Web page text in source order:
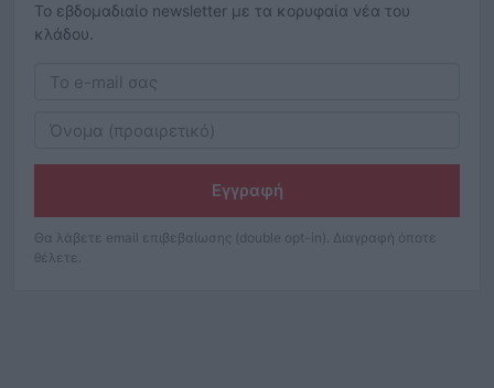
Το εβδομαδιαίο newsletter με τα κορυφαία νέα του
κλάδου.
Εγγραφή
Θα λάβετε email επιβεβαίωσης (double opt-in). Διαγραφή όποτε
θέλετε.